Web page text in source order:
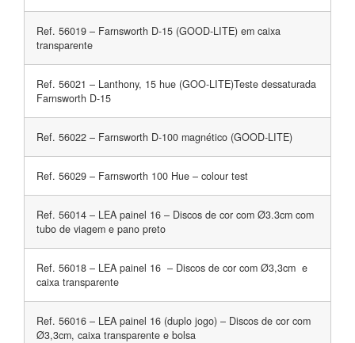
Ref. 56019 – Farnsworth D-15 (GOOD-LITE) em caixa
transparente
Ref. 56021 – Lanthony, 15 hue (GOO-LITE)Teste dessaturada
Farnsworth D-15
Ref. 56022 – Farnsworth D-100 magnético (GOOD-LITE)
Ref. 56029 – Farnsworth 100 Hue – colour test
Ref. 56014 – LEA painel 16 – Discos de cor com Ø3.3cm com
tubo de viagem e pano preto
Ref. 56018 – LEA painel 16 – Discos de cor com Ø3,3cm e
caixa transparente
Ref. 56016 – LEA painel 16 (duplo jogo) – Discos de cor com
Ø3,3cm, caixa transparente e bolsa